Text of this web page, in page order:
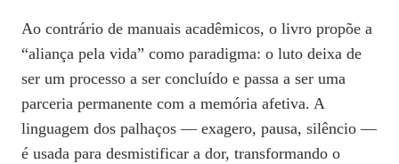
Ao contrário de manuais acadêmicos, o livro propõe a
“aliança pela vida” como paradigma: o luto deixa de
ser um processo a ser concluído e passa a ser uma
parceria permanente com a memória afetiva. A
linguagem dos palhaços — exagero, pausa, silêncio —
é usada para desmistificar a dor, transformando o